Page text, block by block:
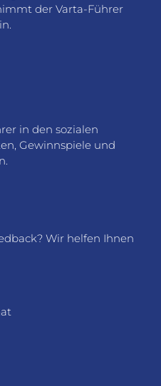
der Varta-Führer
in den sozialen
Gewinnspiele und
Wir helfen Ihnen